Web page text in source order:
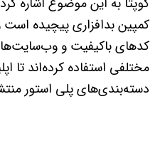
کمپین بدافزاری پیچیده
کدهای باکیفیت و
مختلفی استفاده کرده‌اند تا
دسته‌بندی‌های پلی‌ استور